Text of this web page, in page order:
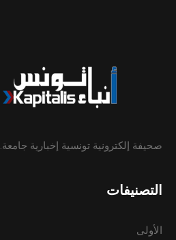
صحيفة إلكترونية تونسية إخبارية جامعة.
التصنيفات
الأولى